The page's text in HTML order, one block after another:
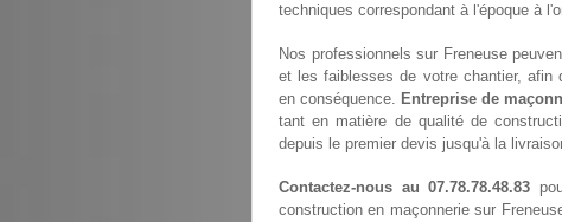
techniques correspondant à l'époque à
Nos professionnels sur Freneuse
et les faiblesses de votre chantier, afin
en conséquence. Entreprise de
tant en matière de qualité de
depuis le premier devis jusqu'à la
Contactez-nous au 07.78.78.48.83
construction en maçonnerie sur